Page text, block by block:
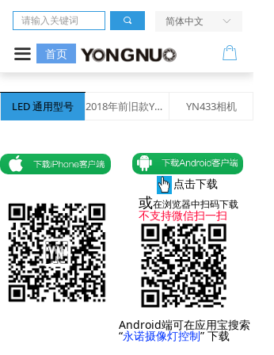
끀
首页
相机
镜头
LED摄像灯
闪光灯
电源及配件
走进我们
服务与支持
ꂆ
首页
끠 ꀅ
简体中文
LED 通用型号 2018年前旧款YN360专用 YN433相机
点击下载
或在浏览器中扫码下载
不支持微信扫一扫
Android端可在应用宝搜索
“永诺摄像灯控制” 下载